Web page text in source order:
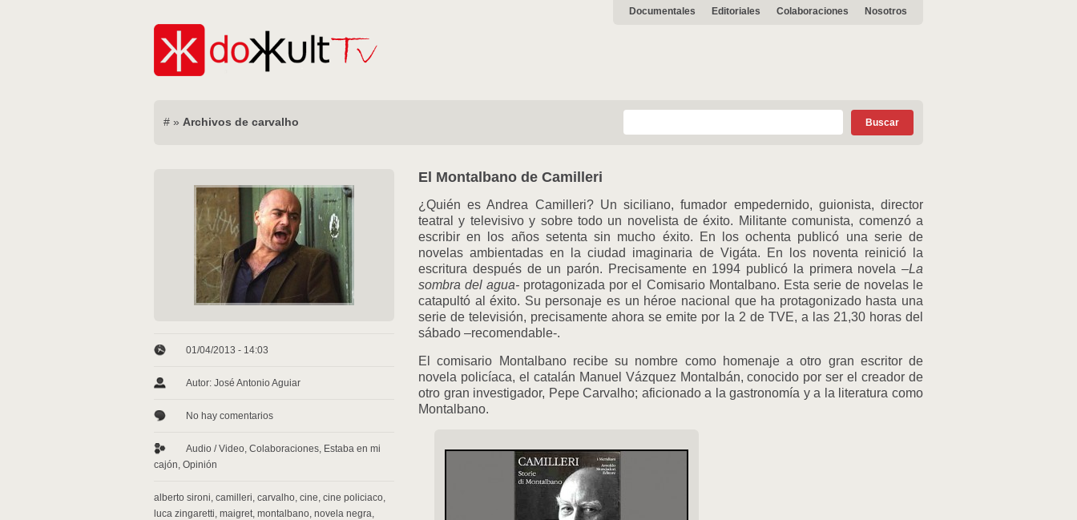
Documentales Editoriales Colaboraciones Nosotros
# » Archivos de carvalho
01/04/2013 - 14:03
Autor: José Antonio Aguiar
No hay comentarios
Audio / Video, Colaboraciones, Estaba en mi
cajón, Opinión
alberto sironi, camilleri, carvalho, cine, cine policiaco,
luca zingaretti, maigret, montalbano, novela negra,
El Montalbano de Camilleri
¿Quién es Andrea Camilleri? Un siciliano, fumador empedernido, guionista, director
teatral y televisivo y sobre todo un novelista de éxito. Militante comunista, comenzó a
escribir en los años setenta sin mucho éxito. En los ochenta publicó una serie de
novelas ambientadas en la ciudad imaginaria de Vigáta. En los noventa reinició la
escritura después de un parón. Precisamente en 1994 publicó la primera novela –La
sombra del agua- protagonizada por el Comisario Montalbano. Esta serie de novelas le
catapultó al éxito. Su personaje es un héroe nacional que ha protagonizado hasta una
serie de televisión, precisamente ahora se emite por la 2 de TVE, a las 21,30 horas del
sábado –recomendable-.
El comisario Montalbano recibe su nombre como homenaje a otro gran escritor de
novela policíaca, el catalán Manuel Vázquez Montalbán, conocido por ser el creador de
otro gran investigador, Pepe Carvalho; aficionado a la gastronomía y a la literatura como
Montalbano.